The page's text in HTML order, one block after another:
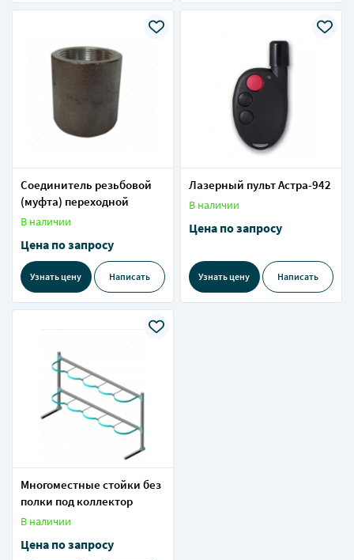
Соединитель резьбовой
(муфта) переходной
В наличии
Цена по запросу
Узнать цену Написать
Лазерный пульт Астра-942
В наличии
Цена по запросу
Узнать цену Написать
Многоместные стойки без
полки под коллектор
В наличии
Цена по запросу